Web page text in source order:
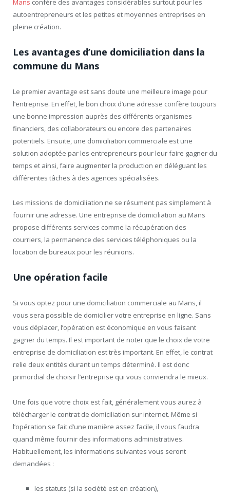
Mans confère des avantages considérables surtout pour les
autoentrepreneurs et les petites et moyennes entreprises en
pleine création.
Les avantages d’une domiciliation dans la
commune du Mans
Le premier avantage est sans doute une meilleure image pour
l’entreprise. En effet, le bon choix d’une adresse confère toujours
une bonne impression auprès des différents organismes
financiers, des collaborateurs ou encore des partenaires
potentiels. Ensuite, une domiciliation commerciale est une
solution adoptée par les entrepreneurs pour leur faire gagner du
temps et ainsi, faire augmenter la production en déléguant les
différentes tâches à des agences spécialisées.
Les missions de domiciliation ne se résument pas simplement à
fournir une adresse. Une entreprise de domiciliation au Mans
propose différents services comme la récupération des
courriers, la permanence des services téléphoniques ou la
location de bureaux pour les réunions.
Une opération facile
Si vous optez pour une domiciliation commerciale au Mans, il
vous sera possible de domicilier votre entreprise en ligne. Sans
vous déplacer, l’opération est économique en vous faisant
gagner du temps. Il est important de noter que le choix de votre
entreprise de domiciliation est très important. En effet, le contrat
relie deux entités durant un temps déterminé. Il est donc
primordial de choisir l’entreprise qui vous conviendra le mieux.
Une fois que votre choix est fait, généralement vous aurez à
télécharger le contrat de domiciliation sur internet. Même si
l’opération se fait d’une manière assez facile, il vous faudra
quand même fournir des informations administratives.
Habituellement, les informations suivantes vous seront
demandées :
les statuts (si la société est en création),